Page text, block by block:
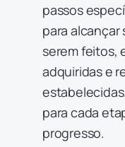
passos
para alcançar
serem feitos,
adquiridas e
para cada
progresso.